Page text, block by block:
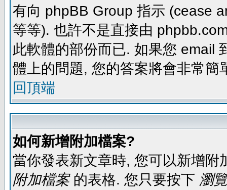
有向 phpBB Group 指示 (cease
等等). 也許不是直接由
此軟體的部份而已. 如果您 email
體上的問題, 您的答案將會非常簡
回頂端
如何新增附加檔案?
當你發表新文章時, 您可以新增
附加檔案的表格. 您只要按下 瀏